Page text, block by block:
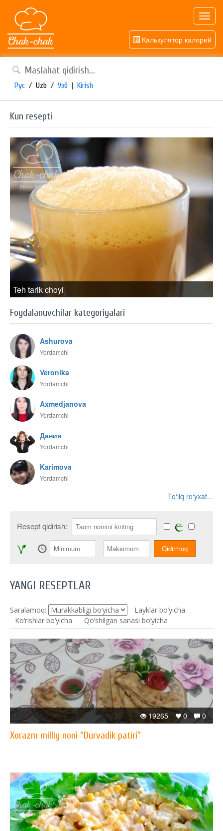
Калькулятор калорий
Рус / Uzb / Узб | Kirish
Kun resepti
Teh tarik choyi
Foydalanuvchilar kategoriyalari
Ashurova
Yordamchi
Veronika
Yordamchi
Axmedjanova
Yordamchi
Дания
Yordamchi
Karimova
Yordamchi
To‘liq ro‘yxat...
Resept qidirish:
YANGI RESEPTLAR
Saralamoq:
Layklar bo’yicha
Ko‘rishlar bo‘yicha
Qo’shilgan sanasi bo’yicha
0
0
19265
Xorazm milliy noni “Durvadik patiri”